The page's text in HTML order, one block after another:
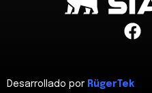
Desarrollado por RügerTek